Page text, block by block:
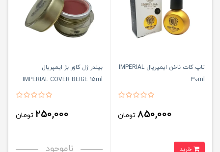
تاپ کات ناخن ایمپریال IMPERIAL
30ml
850,000 تومان
بیلدر ژل کاور بژ ایمپریال
IMPERIAL COVER BEIGE 15ml
250,000 تومان
ناموجود